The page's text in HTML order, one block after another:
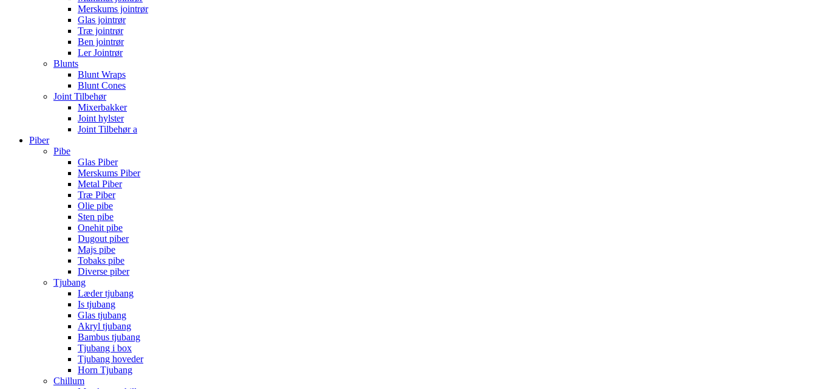
Merskums jointrør
Glas jointrør
Træ jointrør
Ben jointrør
Ler Jointrør
Blunts
Blunt Wraps
Blunt Cones
Joint Tilbehør
Mixerbakker
Joint hylster
Joint Tilbehør a
Piber
Pibe
Glas Piber
Merskums Piber
Metal Piber
Træ Piber
Olie pibe
Sten pibe
Onehit pibe
Dugout piber
Majs pibe
Tobaks pibe
Diverse piber
Tjubang
Læder tjubang
Is tjubang
Glas tjubang
Akryl tjubang
Bambus tjubang
Tjubang i box
Tjubang hoveder
Horn Tjubang
Chillum